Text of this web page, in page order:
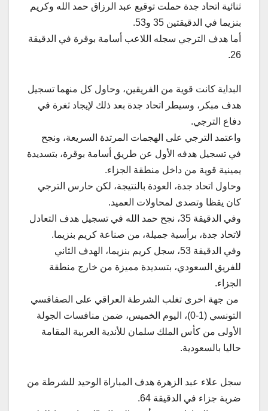
ثنائية اتحاد جدة حملت توقيع عبد الرزاق حمد الله وكريم
بنزيما في الدقيقتين 35 و53.
أما هدف الترجي سجله اللاعب أسامة بوقرة في الدقيقة
26.
البداية كانت قوية من الفريقين، وحاول كل منهما تسجيل
هدف مبكر، وسيطر اتحاد جدة بعد ذلك لإيجاد ثغرة في
دفاع الترجي.
واعتمد الترجي على الهجمات المرتدة السريعة، ونجح
في تسجيل هدفه الأول عن طريق أسامة بوقرة، بتسديدة
يمينية قوية من داخل منطقة الجزاء.
وحاول اتحاد جدة، العودة بالنتيجة، لكن حارس الترجي
كان يقظا وتصدى لمحاولات العميد.
وفي الدقيقة 35، نجح حمد الله في تسجيل هدف التعادل
لاتحاد جدة، برأسية جميلة، من صناعة كريم بنزيما.
وفي الدقيقة 53، سجل كريم بنزيما، الهدف الثاني
للفريق السعودي، بتسديدة مميزة من خارج منطقة
الجزاء.
من جهة اخرى تغلب الشرطة العراقي على الصفاقسي
التونسي (1-0)، اليوم الخميس، ضمن منافسات الجولة
الأولى من كأس الملك سلمان للأندية العربية المقامة
حاليا بالسعودية.
سجل علاء عبد الزهرة هدف المباراة الوحيد للشرطة من
ضربة جزاء في الدقيقة 64.